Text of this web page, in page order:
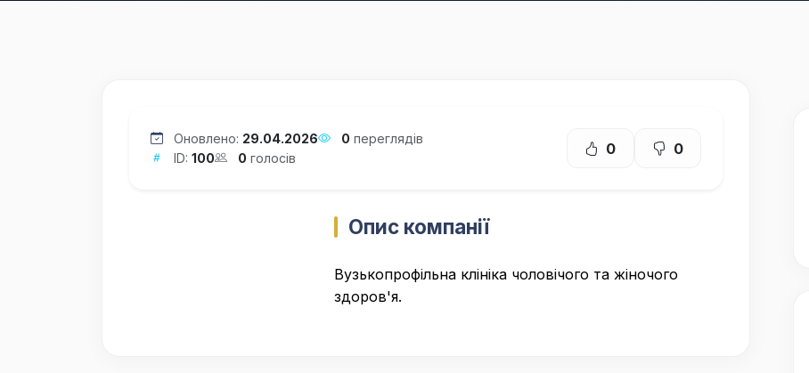
Оновлено: 29.04.2026 0 переглядів
ID: 100 0 голосів
0 0
Опис компанії
Вузькопрофільна клініка чоловічого та жіночого
здоров'я.